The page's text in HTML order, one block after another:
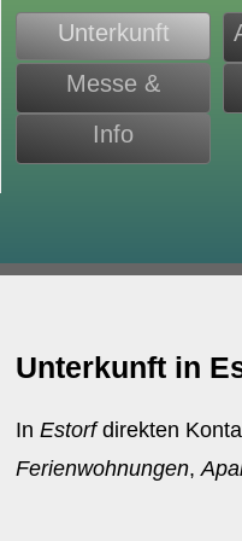
Unterkunft
Messe &
Monteure
Info
Unterkunft in
InEstorfdirekten
Ferienwohnungen,